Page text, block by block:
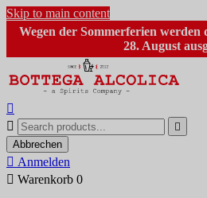
Skip to main content
Wegen der Sommerferien werden
28. August



Abbrechen
 Anmelden
 Warenkorb 0